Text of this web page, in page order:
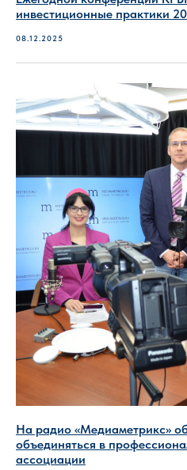
инвестиционные практики
08.12.2025
На радио «Медиаметрикс»
объединяться в
ассоциации